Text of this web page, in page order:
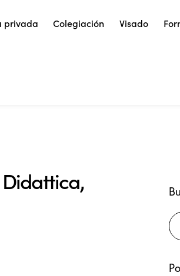
privada Colegiación Visado